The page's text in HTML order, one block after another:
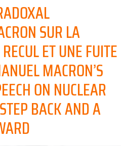
SUR LA
ET UNE FUITE
MACRON’S
ON NUCLEAR
BACK AND A